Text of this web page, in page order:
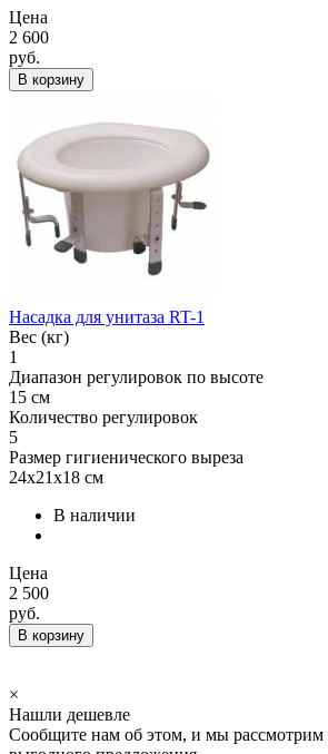
Цена
2 600
руб.
В корзину
Насадка для унитаза RT-1
Вес (кг)
1
Диапазон регулировок по высоте
15 см
Количество регулировок
5
Размер гигиенического выреза
24х21х18 см
В наличии
Цена
2 500
руб.
В корзину
×
Нашли дешевле
Сообщите нам об этом, и мы рассмотрим